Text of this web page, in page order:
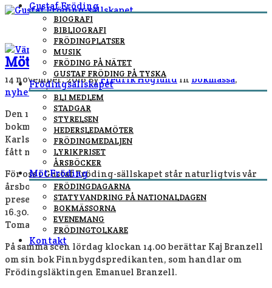
Gustaf Fröding
BIOGRAFI
BIBLIOGRAFI
FRÖDINGPLATSER
MUSIK
FRÖDING PÅ NÄTET
GUSTAF FRÖDING PÅ TYSKA
Frödingsällskapet
BLI MEDLEM
STADGAR
STYRELSEN
HEDERSLEDAMÖTER
FRÖDINGMEDALJEN
LYRIKPRISET
ÅRSBÖCKER
Möt Fröding
FRÖDINGDAGARNA
STATYVANDRING PÅ NATIONALDAGEN
BOKMÄSSORNA
EVENEMANG
FRÖDINGTOLKARE
Kontakt
Möt Fröding på Värmlands bokfestival!
14 november, 2016ByFredrik Höglund In bokmässa,
nyheter/
Den 18 och 19 november är det dags för den värmländska
bokmässan igen. I år äger den rum på Nöjesfabriken i
Karlstad mellan klockan 1000-1800 båda dagarna och har
fått namnet Värmlands bokfestival.
För oss i Gustaf Fröding-sällskapet står naturligtvis vår
årsbok ”Kanhända jag tror att jag vet” i centrum. Den
presenteras på Lilla scenen på fredagen den 18 klockan
16.30. Då samtalar styrelseledamöterna Gunilla Otto och
Tomas Sköld om boken i vars redaktion de ingått.
På samma scen lördag klockan 14.00 berättar Kaj Branzell
om sin bok Finnbygdspredikanten, som handlar om
Frödingsläktingen Emanuel Branzell.